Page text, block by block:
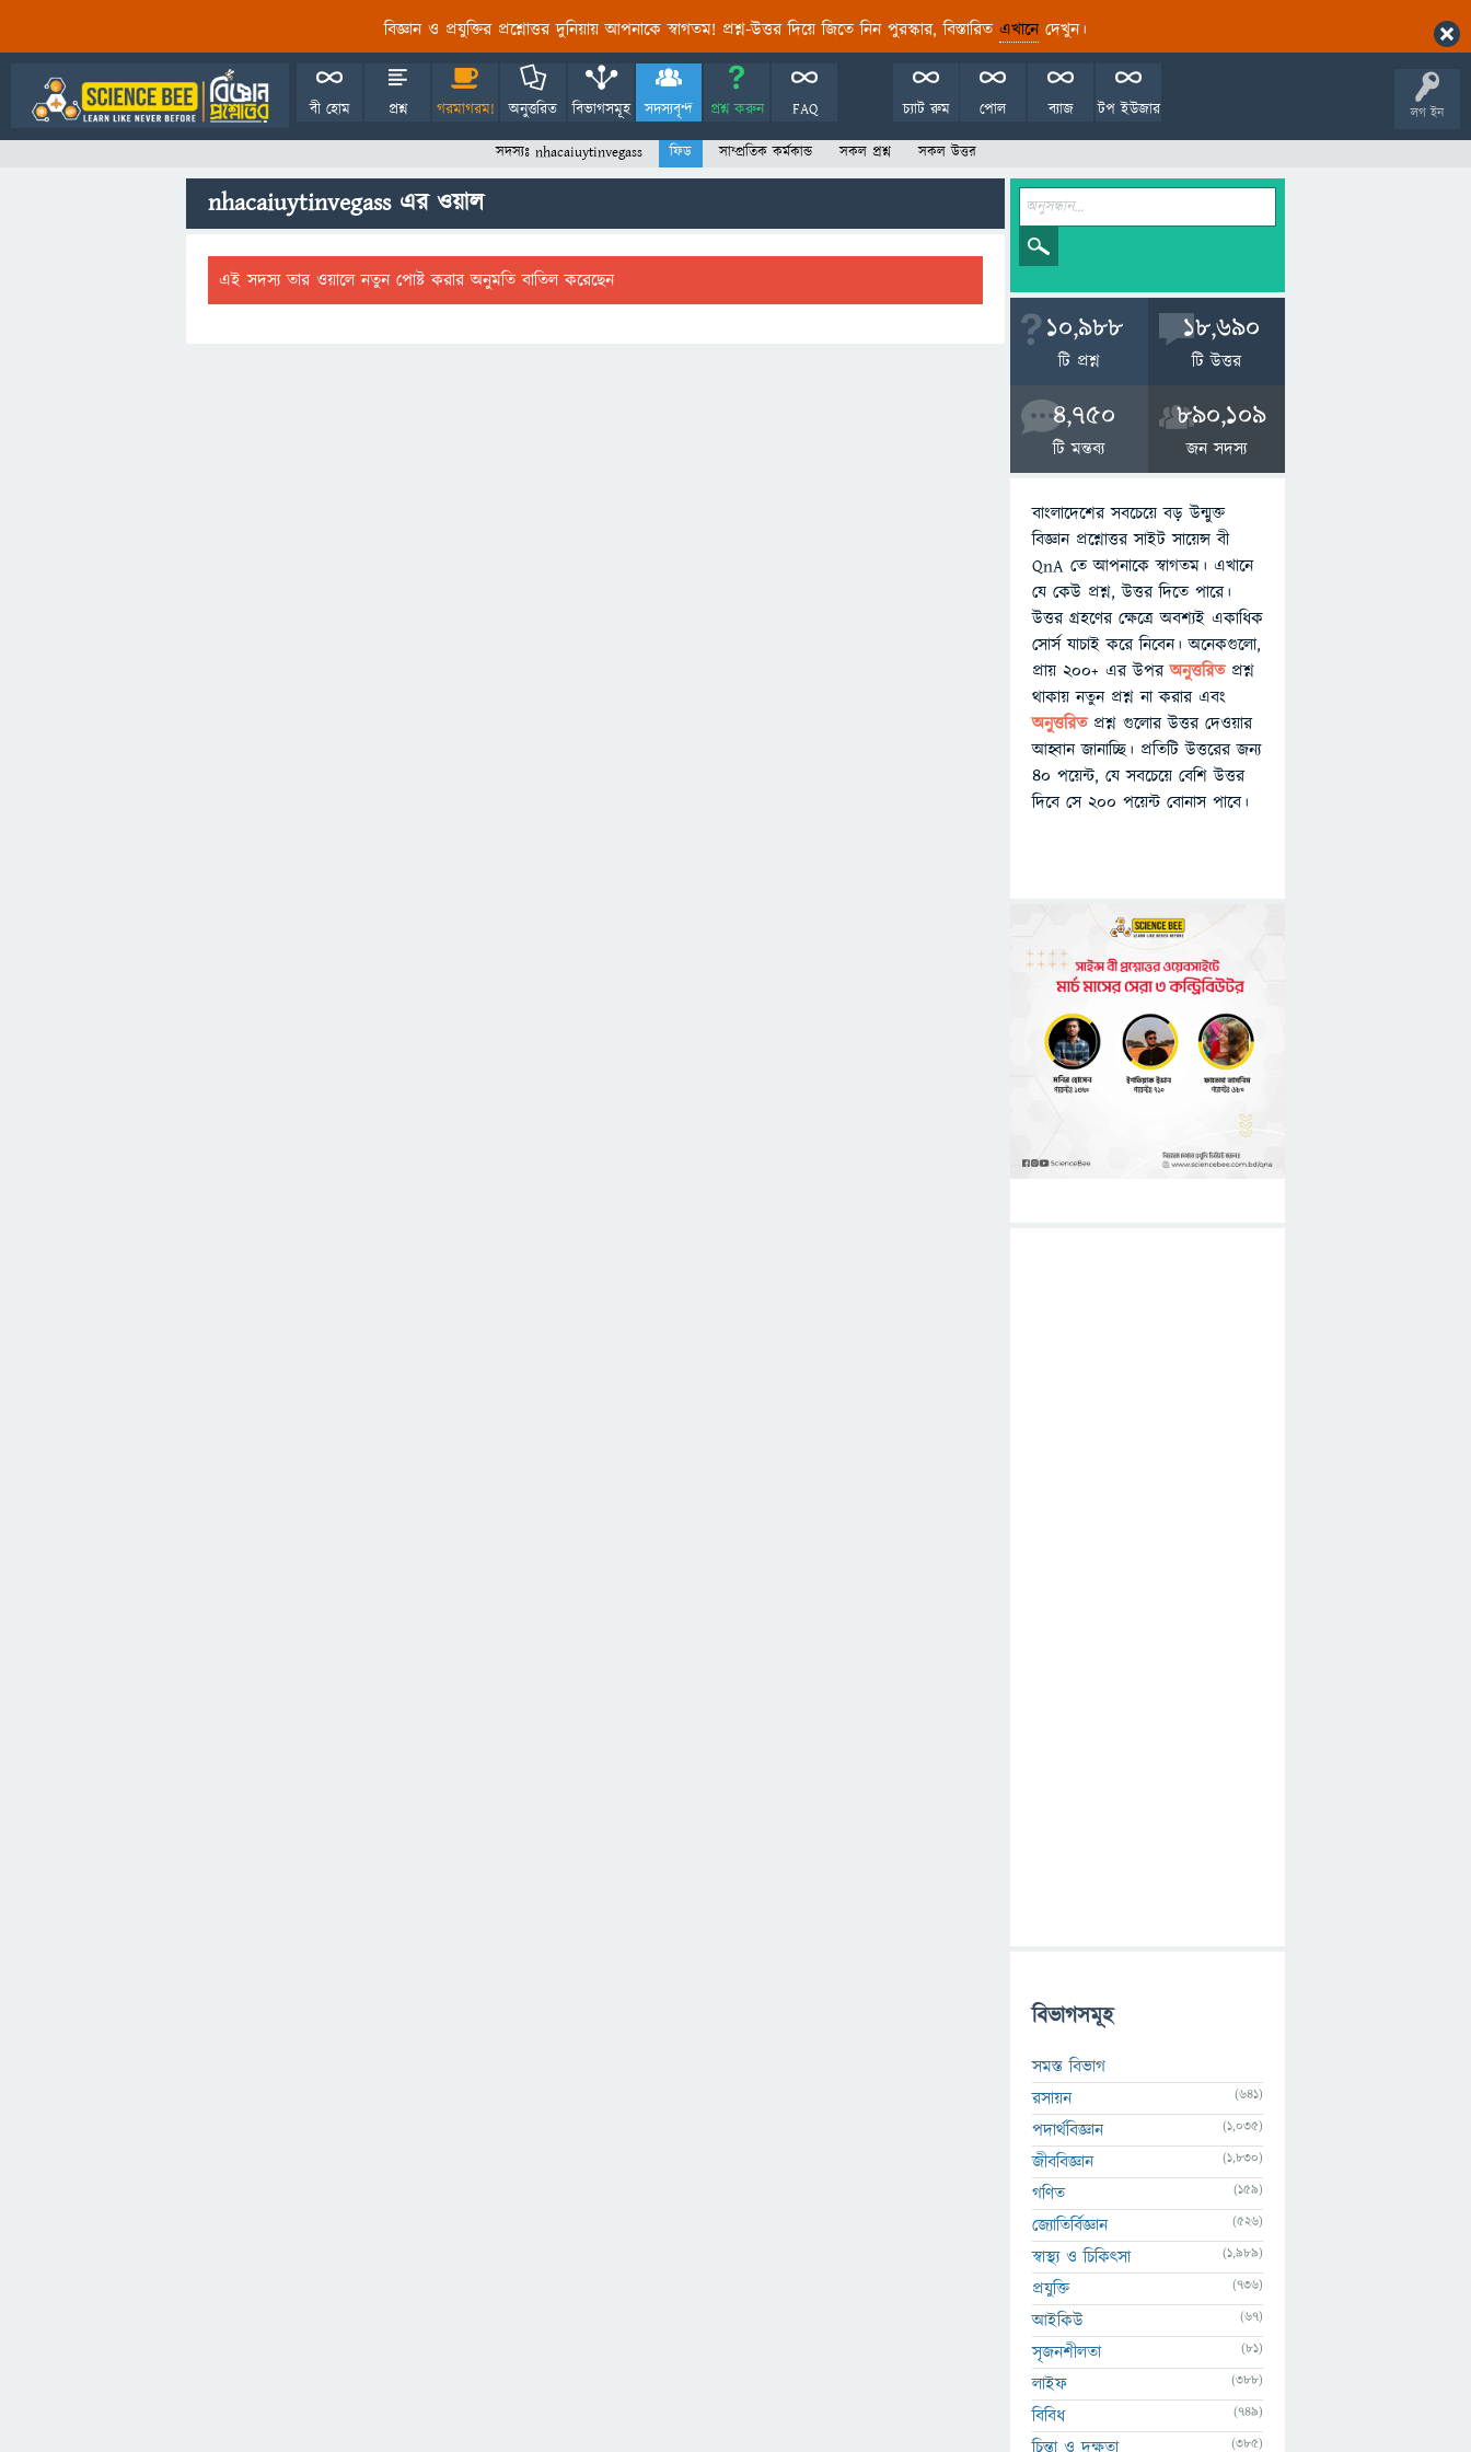
বিজ্ঞান ও প্রযুক্তির প্রশ্নোত্তর দুনিয়ায় আপনাকে স্বাগতম! প্রশ্ন-উত্তর দিয়ে জিতে নিন পুরস্কার, বিস্তারিত এখানেদেখুন।
লগ ইন
বী হোম প্রশ্ন গরমাগরম! অনুত্তরিত বিভাগসমূহ সদস্যবৃন্দ প্রশ্ন করুন FAQ টপ ইউজার
ব্যাজ
পোল
চ্যাট রুম
সদস্যঃ nhacaiuytinvegass ফিড সাম্প্রতিক কর্মকান্ড সকল প্রশ্ন সকল উত্তর
nhacaiuytinvegass এর ওয়াল
এই সদস্য তার ওয়ালে নতুন পোষ্ট করার অনুমতি বাতিল করেছেন
10,988
টি প্রশ্ন
18,690
টি উত্তর
4,750
টি মন্তব্য
890,109
জন সদস্য
বাংলাদেশের সবচেয়ে বড় উন্মুক্ত
বিজ্ঞান প্রশ্নোত্তর সাইট সায়েন্স বী
QnA তে আপনাকে স্বাগতম। এখানে
যে কেউ প্রশ্ন, উত্তর দিতে পারে।
উত্তর গ্রহণের ক্ষেত্রে অবশ্যই একাধিক
সোর্স যাচাই করে নিবেন। অনেকগুলো,
প্রায় ২০০+ এর উপরঅনুত্তরিতপ্রশ্ন
থাকায় নতুন প্রশ্ন না করার এবং
অনুত্তরিত প্রশ্ন গুলোর উত্তর দেওয়ার
আহ্বান জানাচ্ছি। প্রতিটি উত্তরের জন্য
৪০ পয়েন্ট, যে সবচেয়ে বেশি উত্তর
দিবে সে ২০০ পয়েন্ট বোনাস পাবে।
বিভাগসমূহ
সমস্ত বিভাগ
রসায়ন
(641)
পদার্থবিজ্ঞান (1,035)
জীববিজ্ঞান (1,830)
গণিত (159)
জ্যোতির্বিজ্ঞান (526)
স্বাস্থ্য ও চিকিৎসা (1,989)
প্রযুক্তি (736)
আইকিউ (67)
সৃজনশীলতা (81)
লাইফ (388)
বিবিধ (749)
চিন্তা ও দক্ষতা (385)